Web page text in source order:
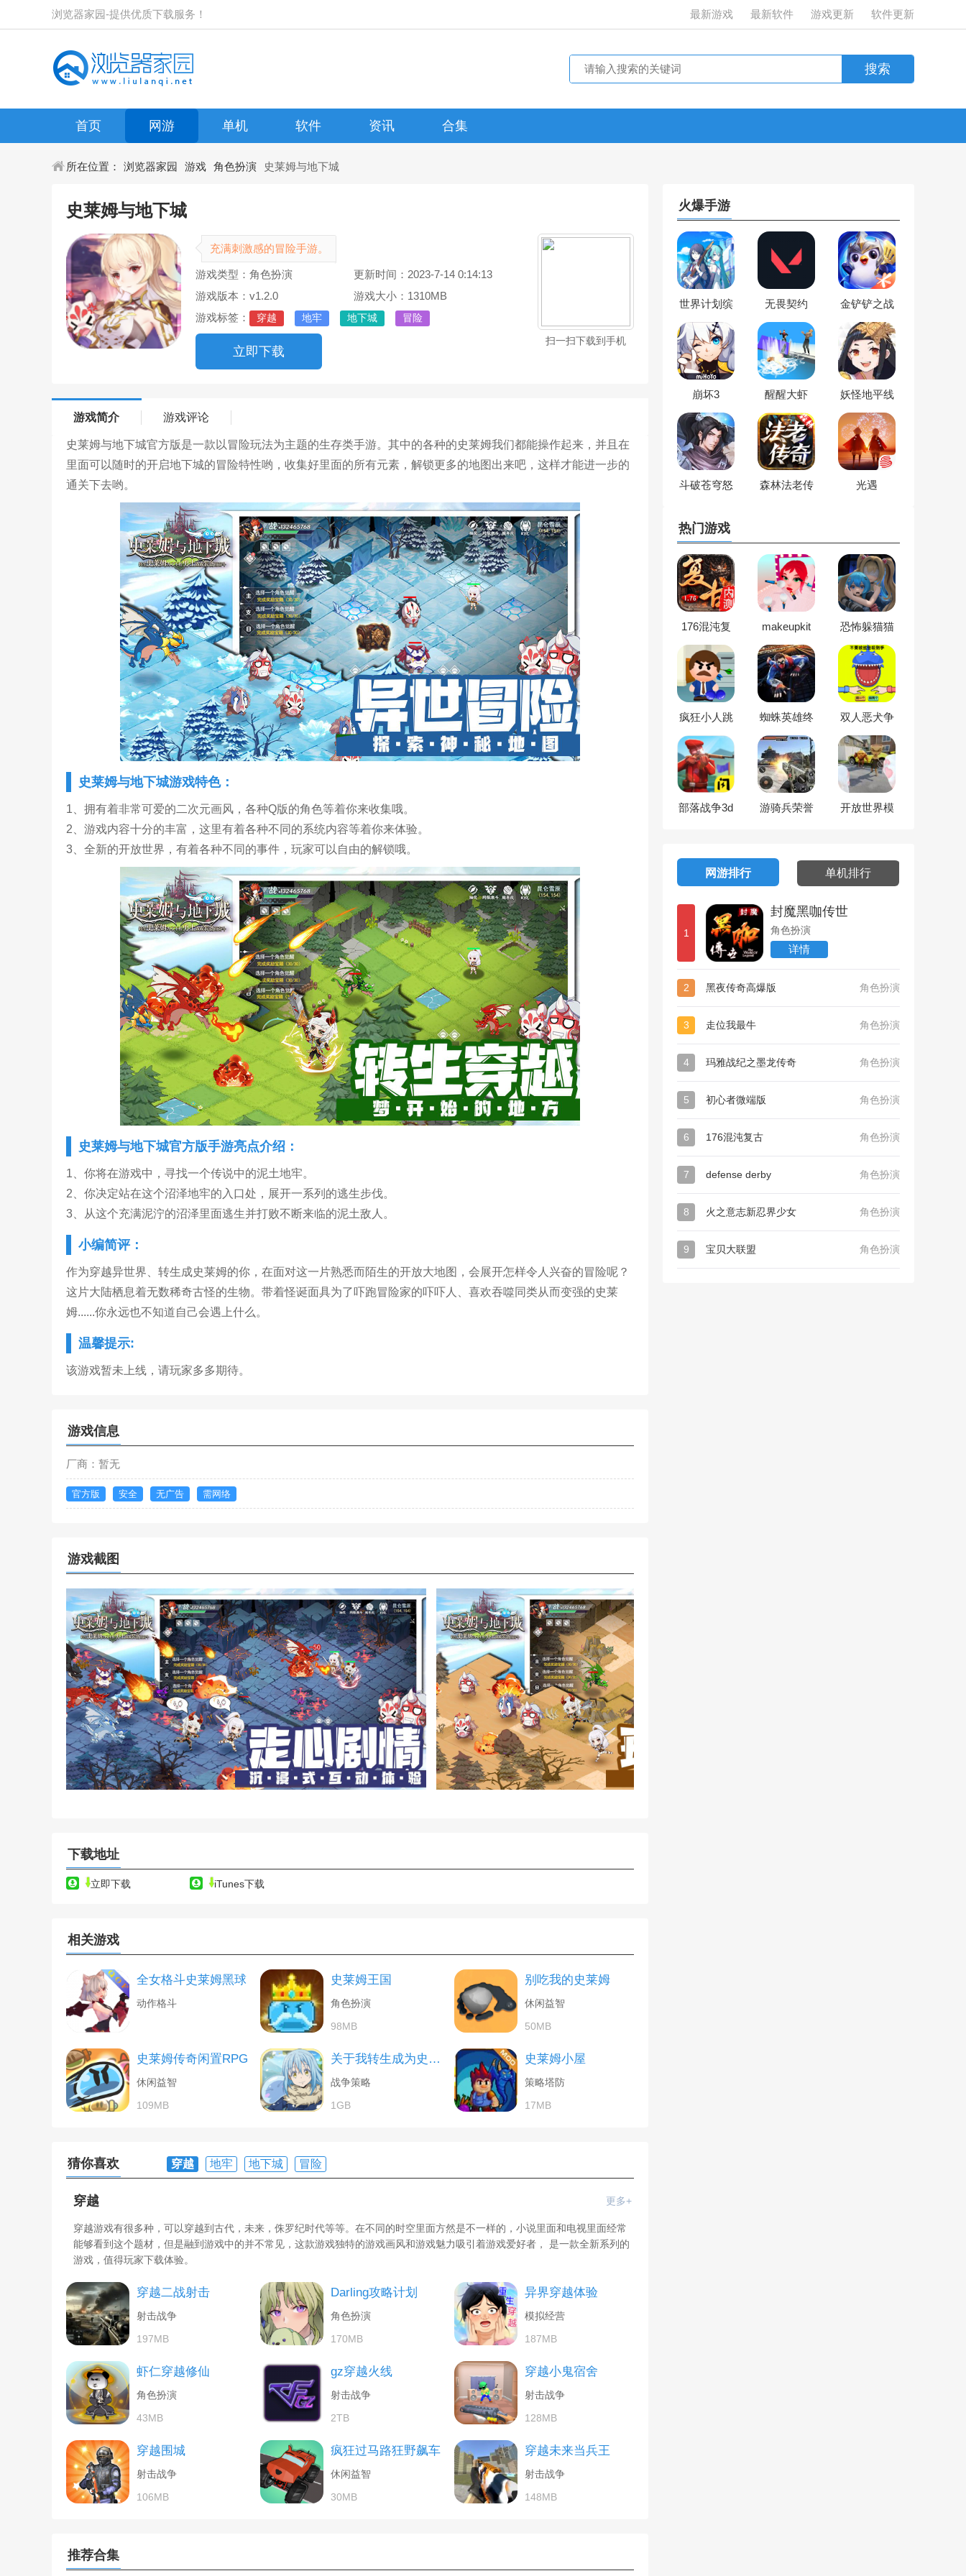
浏览器家园-提供优质下载服务！ 最新游戏 最新软件 游戏更新 软件更新
首页 网游 单机 软件 资讯 合集
所在位置： 浏览器家园 游戏 角色扮演 史莱姆与地下城
史莱姆与地下城
充满刺激感的冒险手游。
游戏类型：角色扮演
更新时间：2023-7-14 0:14:13
游戏版本：v1.2.0
游戏大小：1310MB
游戏标签：
穿越 地牢 地下城 冒险
立即下载
扫一扫下载到手机
游戏简介 游戏评论
史莱姆与地下城官方版是一款以冒险玩法为主题的生存类手游。其中的各种的史莱姆我们都能操作起来，并且在
里面可以随时的开启地下城的冒险特性哟，收集好里面的所有元素，解锁更多的地图出来吧，这样才能进一步的
通关下去哟。
史莱姆与地下城游戏特色：
1、拥有着非常可爱的二次元画风，各种Q版的角色等着你来收集哦。
2、游戏内容十分的丰富，这里有着各种不同的系统内容等着你来体验。
3、全新的开放世界，有着各种不同的事件，玩家可以自由的解锁哦。
史莱姆与地下城官方版手游亮点介绍：
1、你将在游戏中，寻找一个传说中的泥土地牢。
2、你决定站在这个沼泽地牢的入口处，展开一系列的逃生步伐。
3、从这个充满泥泞的沼泽里面逃生并打败不断来临的泥土敌人。
小编简评：
作为穿越异世界、转生成史莱姆的你，在面对这一片熟悉而陌生的开放大地图，会展开怎样令人兴奋的冒险呢？
这片大陆栖息着无数稀奇古怪的生物。带着怪诞面具为了吓跑冒险家的吓吓人、喜欢吞噬同类从而变强的史莱
姆......你永远也不知道自己会遇上什么。
温馨提示:
该游戏暂未上线，请玩家多多期待。
游戏信息
厂商：暂无
官方版 安全 无广告 需网络
游戏截图
下载地址
立即下载 iTunes下载
相关游戏
全女格斗史莱姆黑球
动作格斗
史莱姆王国
角色扮演
98MB
别吃我的史莱姆
休闲益智
50MB
史莱姆传奇闲置RPG
休闲益智
109MB
关于我转生成为史莱姆这件事
战争策略
1GB
史莱姆小屋
策略塔防
17MB
猜你喜欢 穿越 地牢 地下城 冒险
穿越 更多+
穿越游戏有很多种，可以穿越到古代，未来，侏罗纪时代等等。在不同的时空里面方然是不一样的，小说里面和电视里面经常
能够看到这个题材，但是融到游戏中的并不常见，这款游戏独特的游戏画风和游戏魅力吸引着游戏爱好者， 是一款全新系列的
游戏，值得玩家下载体验。
穿越二战射击
射击战争
197MB
Darling攻略计划
角色扮演
170MB
异界穿越体验
模拟经营
187MB
虾仁穿越修仙
角色扮演
43MB
gz穿越火线
射击战争
2TB
穿越小鬼宿舍
射击战争
128MB
穿越围城
射击战争
106MB
疯狂过马路狂野飙车
休闲益智
30MB
穿越未来当兵王
射击战争
148MB
推荐合集
火爆手游
世界计划缤
无畏契约 金铲铲之战
崩坏3 醒醒大虾 妖怪地平线
斗破苍穹怒
森林法老传
光遇
热门游戏
176混沌复
makeupkit
恐怖躲猫猫
疯狂小人跳
蜘蛛英雄终
双人恶犬争
部落战争3d
游骑兵荣誉
开放世界模
网游排行 单机排行
1
封魔黑咖传世
角色扮演
详情
2 黑夜传奇高爆版 角色扮演
3 走位我最牛 角色扮演
4 玛雅战纪之墨龙传奇 角色扮演
5 初心者微端版 角色扮演
6 176混沌复古 角色扮演
7 defense derby 角色扮演
8 火之意志新忍界少女 角色扮演
9 宝贝大联盟 角色扮演